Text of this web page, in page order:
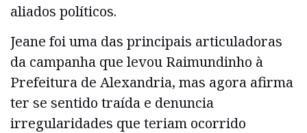
aliados políticos.
Jeane foi uma das principais articuladoras
da campanha que levou Raimundinho à
Prefeitura de Alexandria, mas agora afirma
ter se sentido traída e denuncia
irregularidades que teriam ocorrido